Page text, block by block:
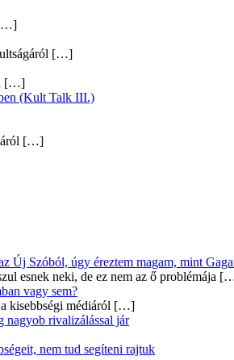
[…]
[…]
(Kult Talk III.)
[…]
Új Szóból, úgy éreztem magam, mint
esnek neki, de ez nem az ő problémája
vagy sem?
kisebbségi médiáról […]
nagyob rivalizálással jár
nem tud segíteni rajtuk